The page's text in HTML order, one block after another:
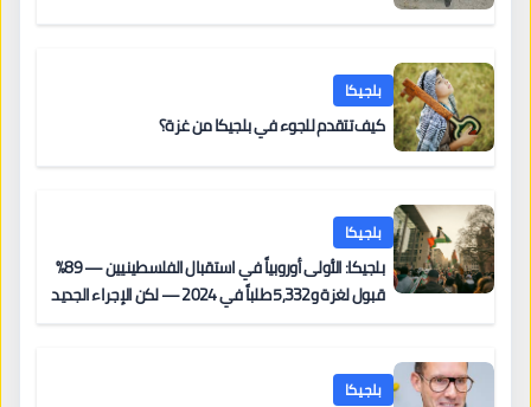
بلجيكا
كيف تتقدم للجوء في بلجيكا من غزة؟
بلجيكا
بلجيكا: الأولى أوروبياً في استقبال الفلسطينيين — 89%
قبول لغزة و5,332 طلباً في 2024 — لكن الإجراء الجديد
بلجيكا